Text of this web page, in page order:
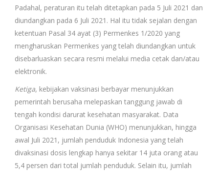
Padahal, peraturan itu telah ditetapkan pada 5 Juli 2021 dan
diundangkan pada 6 Juli 2021. Hal itu tidak sejalan dengan
ketentuan Pasal 34 ayat (3) Permenkes 1/2020 yang
mengharuskan Permenkes yang telah diundangkan untuk
disebarluaskan secara resmi melalui media cetak dan/atau
elektronik.
Ketiga, kebijakan vaksinasi berbayar menunjukkan
pemerintah berusaha melepaskan tanggung jawab di
tengah kondisi darurat kesehatan masyarakat. Data
Organisasi Kesehatan Dunia (WHO) menunjukkan, hingga
awal Juli 2021, jumlah penduduk Indonesia yang telah
divaksinasi dosis lengkap hanya sekitar 14 juta orang atau
5,4 persen dari total jumlah penduduk. Selain itu, jumlah